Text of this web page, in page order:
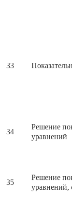
33
34
Решение
уравнений
35
Решение
уравнений,